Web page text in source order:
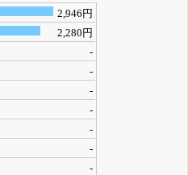
2,946円
2,280円
-
-
-
-
-
-
-